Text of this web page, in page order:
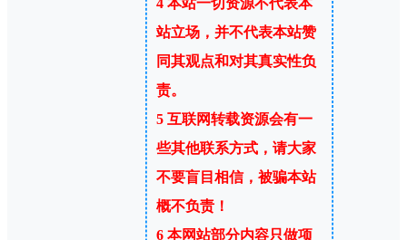
站立场，并不代表本站赞
同其观点和对其真实性负
责。
5互联网转载资源会有一
些其他联系方式，请大家
不要盲目相信，被骗本站
概不负责！
6本网站部分内容只做项